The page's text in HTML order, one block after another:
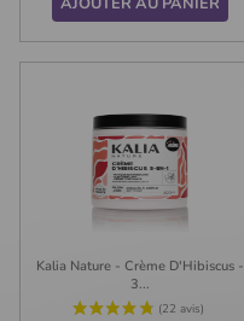
Kalia Nature - Crème D'Hibiscus -
3...